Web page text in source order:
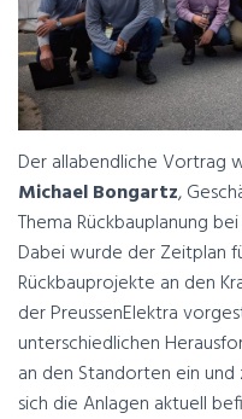
Der allabendliche Vortrag
Michael Bongartz,
Thema Rückbauplanung
Dabei wurde der Zeitplan
Rückbauprojekte an den
der PreussenElektra
unterschiedlichen
an den Standorten ein
sich die Anlagen aktuell